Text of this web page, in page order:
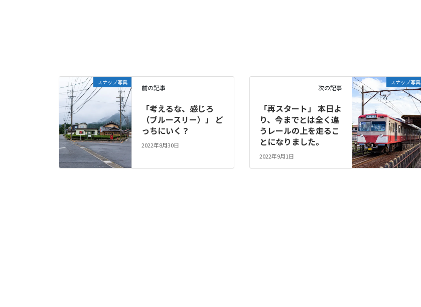
スナップ写真
前の記事
「考えるな、感じろ
（ブルースリー）」 ど
っちにいく？
2022年8月30日
スナップ写真
次の記事
「再スタート」 本日よ
り、今までとは全く違
うレールの上を走るこ
とになりました。
2022年9月1日